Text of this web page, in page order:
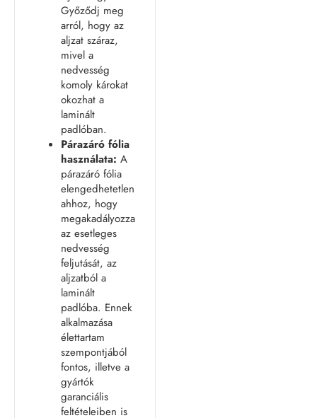
Győződj meg
arról, hogy az
aljzat száraz,
mivel a
nedvesség
komoly károkat
okozhat a
laminált
padlóban.
Párazáró fólia
használata: A
párazáró fólia
elengedhetetlen
ahhoz, hogy
megakadályozza
az esetleges
nedvesség
feljutását, az
aljzatból a
laminált
padlóba. Ennek
alkalmazása
élettartam
szempontjából
fontos, illetve a
gyártók
garanciális
feltételeiben is